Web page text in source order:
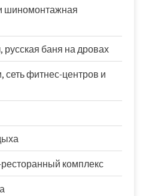
шиномонтажная
баня на дровах
фитнес-центров и
комплекс